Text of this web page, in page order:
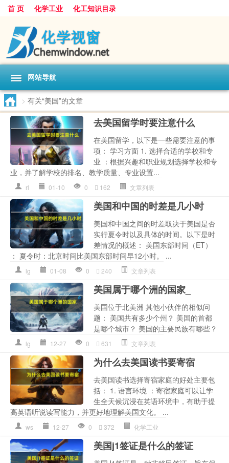
首 页 化学工业 化工知识目录
网站导航
> 有关“美国”的文章
去美国留学时要注意什么
在美国留学，以下是一些需要注意的事
项： 学习方面 1. 选择合适的学校和专
业 ：根据兴趣和职业规划选择学校和专
业，并了解学校的排名、教学质量、专业设置...
rl 01-10 0 162 文章列表
美国和中国的时差是几小时
美国和中国之间的时差取决于美国是否
实行夏令时以及具体的时间。以下是时
差情况的概述： 美国东部时间（ET）
： 夏令时：北京时间比美国东部时间早12小时。 ...
lg 01-08 0 240 文章列表
美国属于哪个洲的国家_
美国位于北美洲 其他小伙伴的相似问
题： 美国共有多少个州？ 美国的首都
是哪个城市？ 美国的主要民族有哪些？
lg 12-27 0 631 文章列表
为什么去美国读书要寄宿
去美国读书选择寄宿家庭的好处主要包
括： 1. 语言环境 ：寄宿家庭可以让学
生全天候沉浸在英语环境中，有助于提
高英语听说读写能力，并更好地理解美国文化。 ...
ws 12-27 0 372 化学工业
美国j1签证是什么的签证